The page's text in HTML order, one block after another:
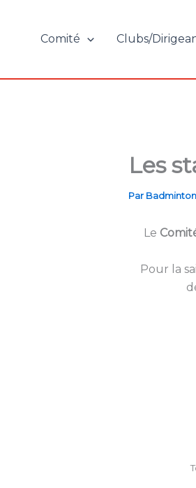
Comité Clubs/
Les
Par
Le
Pour la